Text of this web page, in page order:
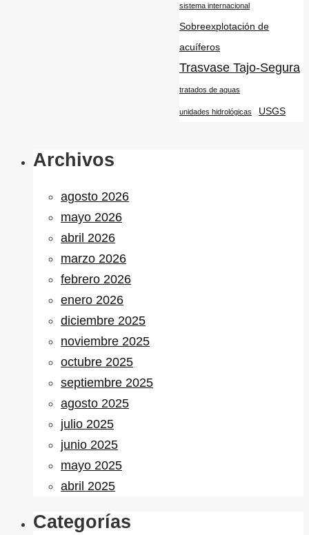
sistema internacional
Sobreexplotación de
acuíferos
Trasvase Tajo-Segura
tratados de aguas
unidades hidrológicas USGS
Archivos
agosto 2026
mayo 2026
abril 2026
marzo 2026
febrero 2026
enero 2026
diciembre 2025
noviembre 2025
octubre 2025
septiembre 2025
agosto 2025
julio 2025
junio 2025
mayo 2025
abril 2025
Categorías